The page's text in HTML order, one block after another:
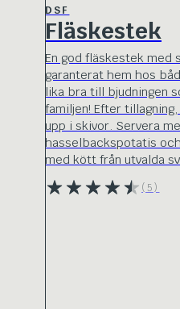
DSF
Fläskestek
En god fläskestek med
garanterat hem hos
lika bra till bjudningen
familjen! Efter
upp i skivor. Servera
hasselbackspotatis
med kött från utvalda
(5)